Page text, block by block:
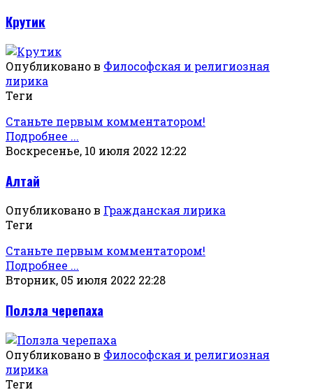
Крутик
Опубликовано в Философская и религиозная
лирика
Теги
Станьте первым комментатором!
Подробнее ...
Воскресенье, 10 июля 2022 12:22
Алтай
Опубликовано в Гражданская лирика
Теги
Станьте первым комментатором!
Подробнее ...
Вторник, 05 июля 2022 22:28
Ползла черепаха
Опубликовано в Философская и религиозная
лирика
Теги